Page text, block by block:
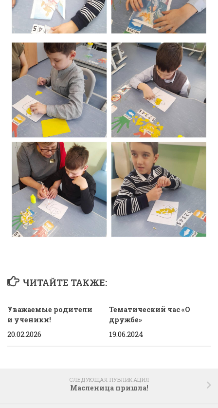
ЧИТАЙТЕ ТАКЖЕ:
Уважаемые родители
и ученики!
20.02.2026
Тематический час «О
дружбе»
19.06.2024
СЛЕДУЮЩАЯ ПУБЛИКАЦИЯ
Масленица пришла!